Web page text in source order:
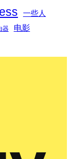
一些人
器 电影